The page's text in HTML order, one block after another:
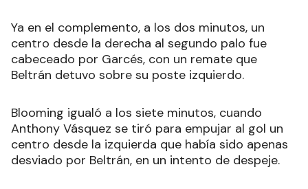
Ya en el complemento, a los dos minutos, un
centro desde la derecha al segundo palo fue
cabeceado por Garcés, con un remate que
Beltrán detuvo sobre su poste izquierdo.
Blooming igualó a los siete minutos, cuando
Anthony Vásquez se tiró para empujar al gol un
centro desde la izquierda que había sido apenas
desviado por Beltrán, en un intento de despeje.